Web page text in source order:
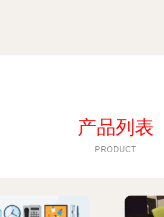
产品列表
PRODUCT